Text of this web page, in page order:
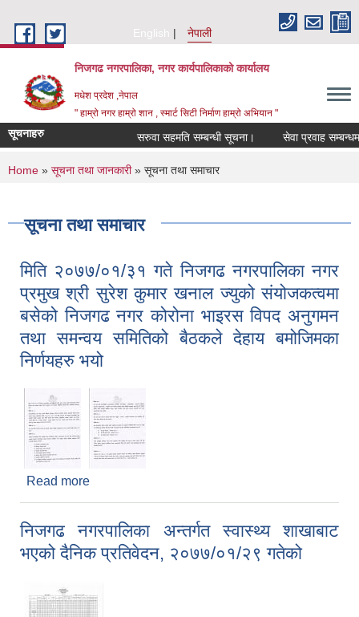
English
नेपाली
निजगढ नगरपालिका, नगर कार्यपालिकाको कार्यालय
मधेश प्रदेश ,नेपाल
" हाम्रो नगर हाम्रो शान , स्मार्ट सिटी निर्माण हाम्रो अभियान "
सूचनाहरु सरुवा सहमति सम्बन्धी सूचना। सेवा प्रवाह सम्बन्धमा।
You are here
Home » सूचना तथा जानकारी» सूचना तथा समाचार
सूचना तथा समाचार
मिति २०७७/०१/३१ गते निजगढ नगरपालिका नगर
प्रमुख श्री सुरेश कुमार खनाल ज्युको संयोजकत्वमा
बसेको निजगढ नगर कोरोना भाइरस विपद अनुगमन
तथा समन्वय समितिको बैठकले देहाय बमोजिमका
निर्णयहरु भयो
Read more
समितिको बैठकले देहाय बमोजिमका निर्णयहरु भयो
निजगढ नगरपालिका अन्तर्गत स्वास्थ्य शाखाबाट
भएको दैनिक प्रतिवेदन, २०७७/०१/२९ गतेको